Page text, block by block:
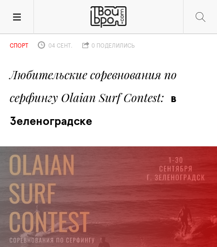
Любительские соревнования по
серфингу Olaian Surf Contest
в
Зеленоградске
СПОРТ 04 СЕНТ. 0 ПОДЕЛИЛИСЬ